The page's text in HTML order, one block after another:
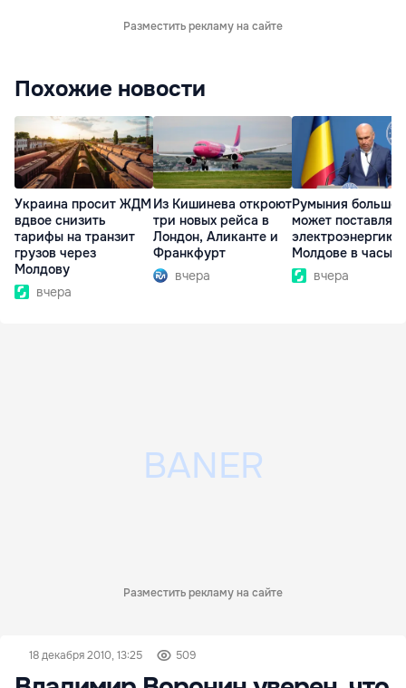
Разместить рекламу на сайте
Похожие новости
Украина просит ЖДМ
вдвое снизить
тарифы на транзит
грузов через
Молдову
вчера
Из Кишинева откроют
три новых рейса в
Лондон, Аликанте и
Франкфурт
вчера
Румыния больше
может поставлять
электроэнергию
Молдове в часы
вчера
Разместить рекламу на сайте
18 декабря 2010, 13:25 509